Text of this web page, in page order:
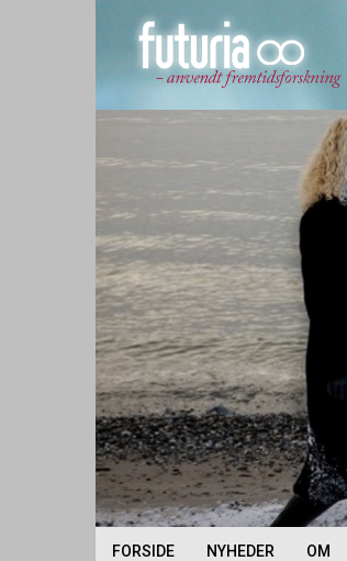
FORSIDE NYHEDER OM